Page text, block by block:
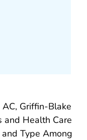
Griffin-Blake
and Health Care
Type Among